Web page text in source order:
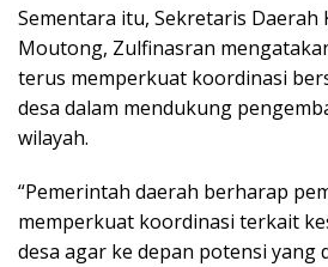
Sementara itu, Sekretaris Daerah
Moutong, Zulfinasran
terus memperkuat koordinasi
desa dalam mendukung
wilayah.
“Pemerintah daerah berharap
memperkuat koordinasi terkait
desa agar ke depan potensi yang